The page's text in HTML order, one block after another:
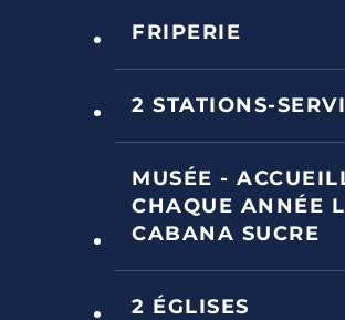
FRIPERIE
2 STATIONS-
MUSÉE -
CHAQUE ANNÉE
CABANA SUCRE
2 ÉGLISES